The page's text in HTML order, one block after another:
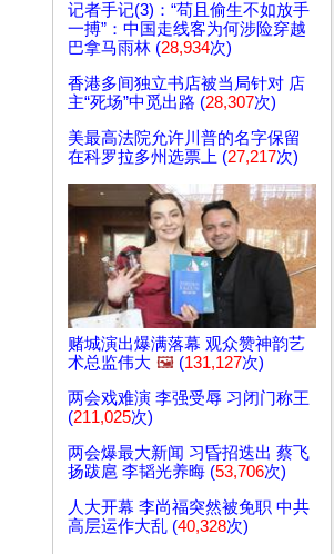
记者手记(3)：“苟且偷生不如放手
一搏”：中国走线客为何涉险穿越
巴拿马雨林 (28,934次)
香港多间独立书店被当局针对 店
主“死场”中觅出路 (28,307次)
美最高法院允许川普的名字保留
在科罗拉多州选票上 (27,217次)
赌城演出爆满落幕 观众赞神韵艺
术总监伟大 🖼️ (131,127次)
两会戏难演 李强受辱 习闭门称王
(211,025次)
两会爆最大新闻 习昏招迭出 蔡飞
扬跋扈 李韬光养晦 (53,706次)
人大开幕 李尚福突然被免职 中共
高层运作大乱 (40,328次)